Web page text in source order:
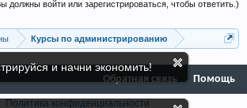
и начни экономить!
должны войти или зарегистрироваться, чтобы ответить.)
Курсы по администрированию
Обратная связь Помощь
Политика конфиденциальности